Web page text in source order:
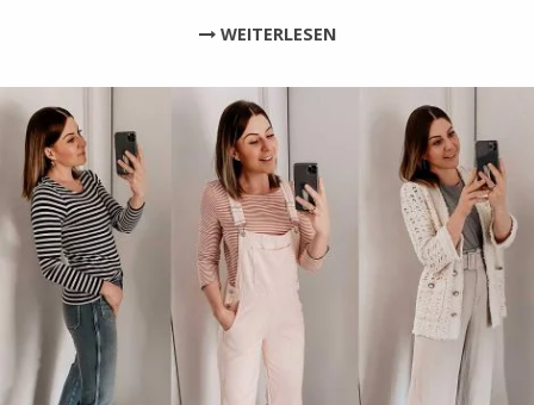
WEITERLESEN